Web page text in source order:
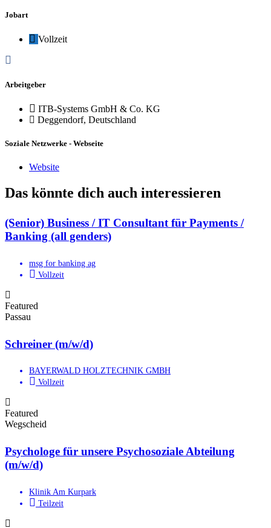
Jobart
Vollzeit
Arbeitgeber
ITB-Systems GmbH & Co. KG
Deggendorf, Deutschland
Soziale Netzwerke - Webseite
Website
Das könnte dich auch interessieren
(Senior) Business / IT Consultant für Payments /
Banking (all genders)
msg for banking ag
Vollzeit
Featured
Passau
Schreiner (m/w/d)
BAYERWALD HOLZTECHNIK GMBH
Vollzeit
Featured
Wegscheid
Psychologe für unsere Psychosoziale Abteilung
(m/w/d)
Klinik Am Kurpark
Teilzeit